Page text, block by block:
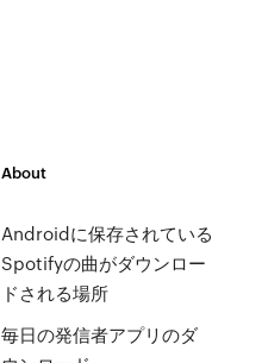
About
Androidに保存されている
Spotifyの曲がダウンロー
ドされる場所
毎日の発信者アプリのダ